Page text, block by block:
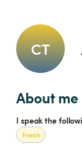
CT
About me
I speak the
French